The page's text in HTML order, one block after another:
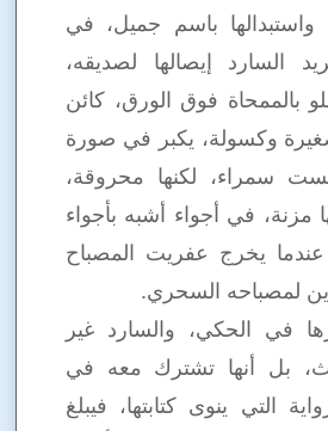
واستبدالها باسم جميل، في
السارد إيصالها لصديقه،
بالممحاة فوق الورق، كائن
وكسولة، يكبر في صورة
سمراء، لكنها محروقة،
مزنة، في أجواء أشبه بأجواء
عندما يخرج عفريت المصباح
لمصباحه السحري.
في الحكي، والسارد غير
بل أنها تشترك معه في
التي ينوى كتابتها، فيبلغ